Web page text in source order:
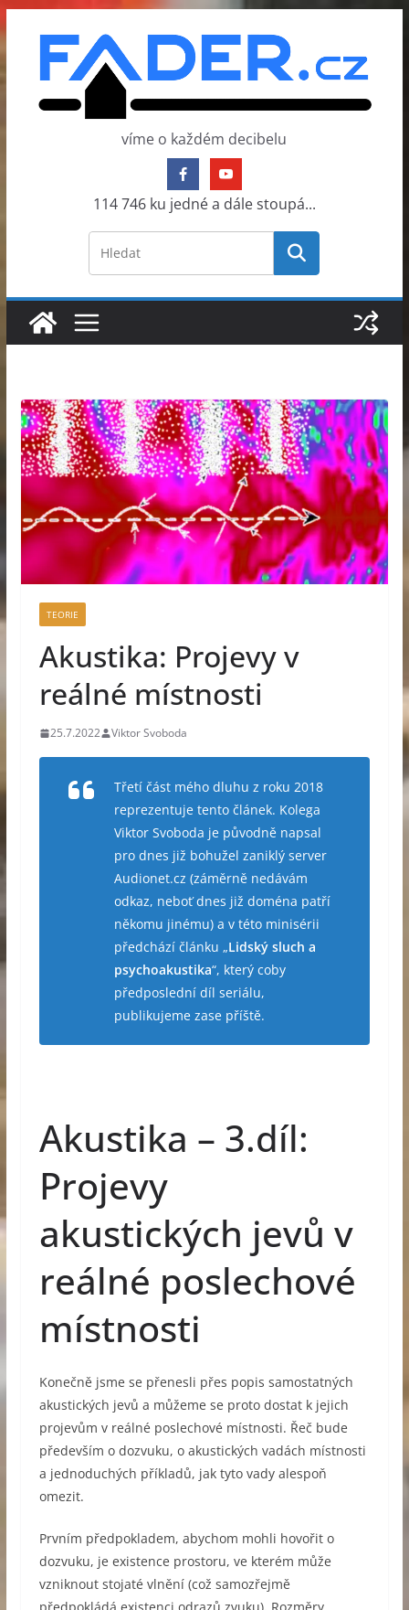
víme o každém decibelu
114 746 ku jedné a dále stoupá...
TEORIE
Akustika: Projevy v
reálné místnosti
25.7.2022 Viktor Svoboda
Třetí část mého dluhu z roku 2018
reprezentuje tento článek. Kolega
Viktor Svoboda je původně napsal
pro dnes již bohužel zaniklý server
Audionet.cz (záměrně nedávám
odkaz, neboť dnes již doména patří
někomu jinému) a v této minisérii
předchází článku „Lidský sluch a
psychoakustika“, který coby
předposlední díl seriálu,
publikujeme zase příště.
Akustika – 3.díl:
Projevy
akustických jevů v
reálné poslechové
místnosti
Konečně jsme se přenesli přes popis samostatných
akustických jevů a můžeme se proto dostat k jejich
projevům v reálné poslechové místnosti. Řeč bude
především o dozvuku, o akustických vadách místnosti
a jednoduchých příkladů, jak tyto vady alespoň
omezit.
Prvním předpokladem, abychom mohli hovořit o
dozvuku, je existence prostoru, ve kterém může
vzniknout stojaté vlnění (což samozřejmě